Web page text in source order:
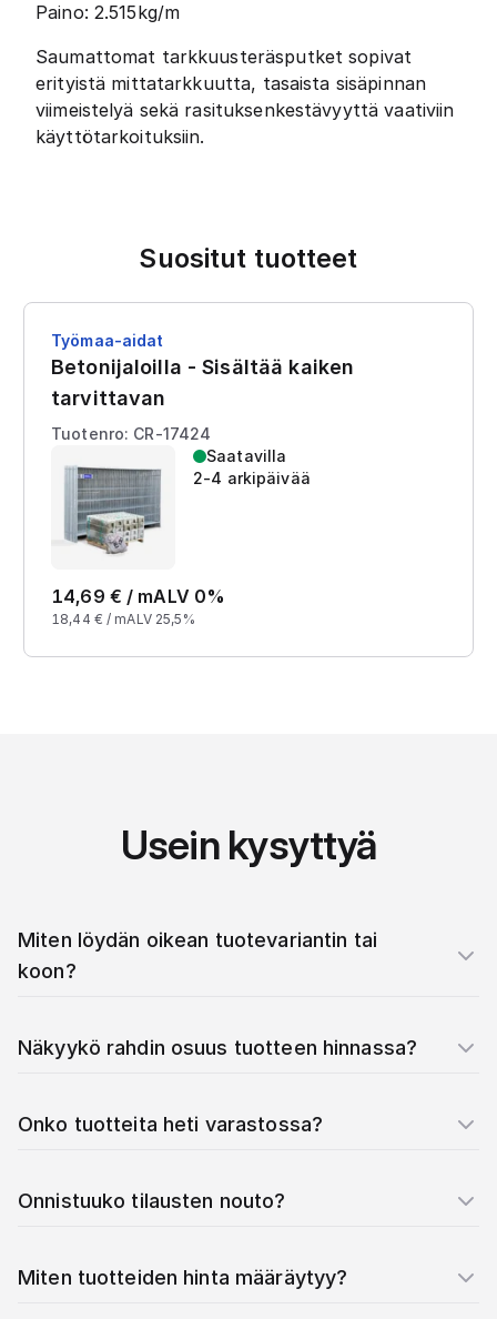
Paino: 2.515kg/m
Saumattomat tarkkuusteräsputket sopivat
erityistä mittatarkkuutta, tasaista sisäpinnan
viimeistelyä sekä rasituksenkestävyyttä vaativiin
käyttötarkoituksiin.
Suositut tuotteet
Työmaa-aidat
Betonijaloilla - Sisältää kaiken
tarvittavan
Tuotenro: CR-17424
Saatavilla
2-4 arkipäivää
14,69 € / mALV 0%
18,44 € / mALV 25,5%
Usein kysyttyä
Miten löydän oikean tuotevariantin tai
koon?
Näkyykö rahdin osuus tuotteen hinnassa?
Onko tuotteita heti varastossa?
Onnistuuko tilausten nouto?
Miten tuotteiden hinta määräytyy?